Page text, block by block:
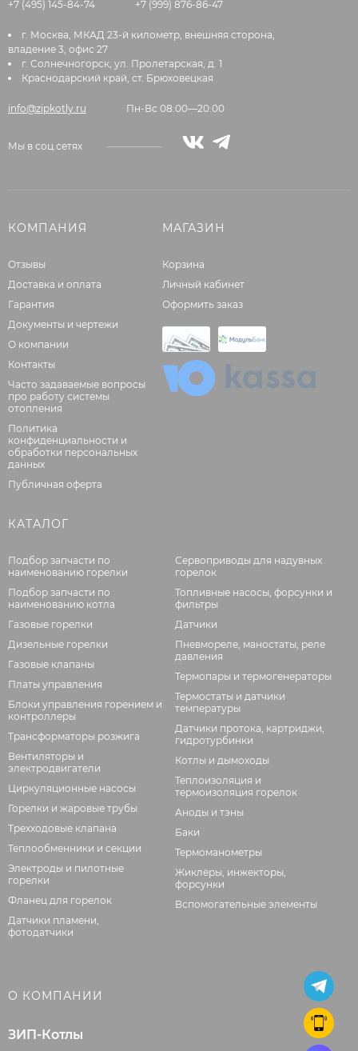
+7 (495) 145-84-74 +7 (999) 876-86-47
г. Москва, МКАД 23-й километр, внешняя сторона,
владение 3, офис 27
г. Солнечногорск, ул. Пролетарская, д. 1
Краснодарский край, ст. Брюховецкая
info@zipkotly.ru Пн-Вс 08:00—20:00
Мы в соц.сетях
КОМПАНИЯ
Отзывы
Доставка и оплата
Гарантия
Документы и чертежи
О компании
Контакты
Часто задаваемые вопросы
про работу системы
отопления
Политика
конфиденциальности и
обработки персональных
данных
Публичная оферта
МАГАЗИН
Корзина
Личный кабинет
Оформить заказ
КАТАЛОГ
Подбор запчасти по
наименованию горелки
Подбор запчасти по
наименованию котла
Газовые горелки
Дизельные горелки
Газовые клапаны
Платы управления
Блоки управления горением и
контроллеры
Трансформаторы розжига
Вентиляторы и
электродвигатели
Циркуляционные насосы
Горелки и жаровые трубы
Трехходовые клапана
Теплообменники и секции
Электроды и пилотные
горелки
Фланец для горелок
Датчики пламени,
фотодатчики
Сервоприводы для надувных
горелок
Топливные насосы, форсунки и
фильтры
Датчики
Пневмореле, маностаты, реле
давления
Термопары и термогенераторы
Термостаты и датчики
температуры
Датчики протока, картриджи,
гидротурбинки
Котлы и дымоходы
Теплоизоляция и
термоизоляция горелок
Аноды и тэны
Баки
Термоманометры
Жиклёры, инжекторы,
форсунки
Вспомогательные элементы
О КОМПАНИИ
ЗИП-Котлы